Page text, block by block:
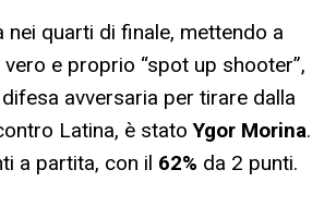
quarti di finale, mettendo a
vero e proprio “spot up shooter”,
avversaria per tirare dalla
Latina, è statoYgor Morina.
a partita, con il 62% da 2 punti.